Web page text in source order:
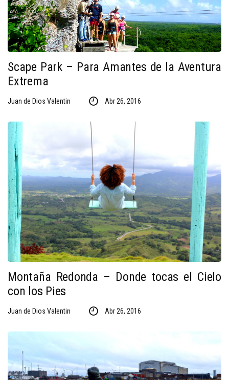
Scape Park – Para Amantes de la Aventura
Extrema
Juan de Dios Valentin Abr 26, 2016
Montaña Redonda – Donde tocas el Cielo
con los Pies
Juan de Dios Valentin Abr 26, 2016